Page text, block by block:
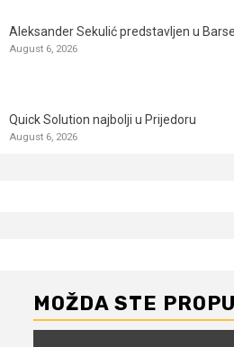
Aleksander Sekulić predstavljen u
August 6, 2026
Quick Solution najbolji u Prijedoru
August 6, 2026
MOŽDA STE